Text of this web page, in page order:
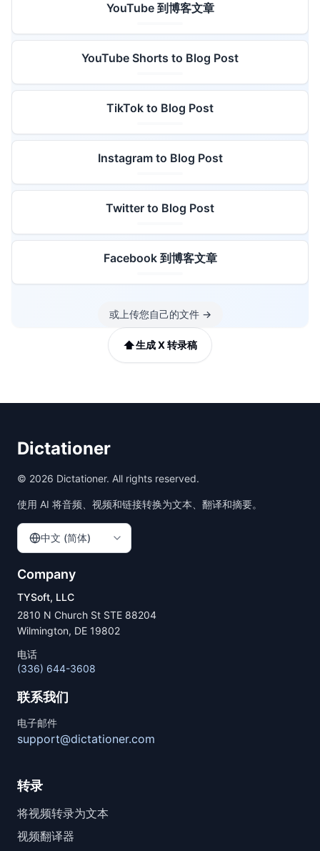
YouTube 到博客文章
YouTube Shorts to Blog Post
TikTok to Blog Post
Instagram to Blog Post
Twitter to Blog Post
Facebook 到博客文章
或上传您自己的文件→
⬆️生成 X 转录稿
Dictationer
© 2026 Dictationer. All rights reserved.
使用 AI 将音频、视频和链接转换为文本、翻译和摘要。
中文 (简体)
Company
TYSoft, LLC
2810 N Church St STE 88204
Wilmington, DE 19802
电话
(336) 644-3608
联系我们
电子邮件
support@dictationer.com
转录
将视频转录为文本
视频翻译器